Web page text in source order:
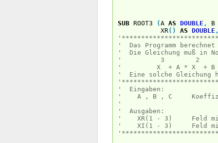
SUB ROOT3 (A AS DOUBLE ,
XR( ) AS DOUBLE
' Das Programm
' Die Gleichung muß in
' 3 2
' X + A * X + B *
' Eine solche Gleichung
' Eingaben:
' A , B , C
'
' Ausgaben:
' XR(1 - 3) Feld mit
' XI(1 - 3) Feld mit